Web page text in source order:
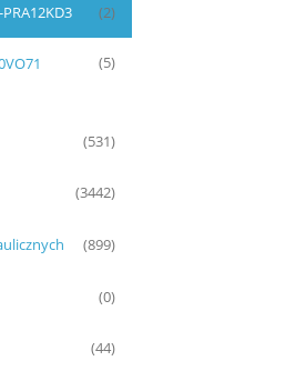
(2)
(5)
(531)
(3442)
(899)
(0)
(44)